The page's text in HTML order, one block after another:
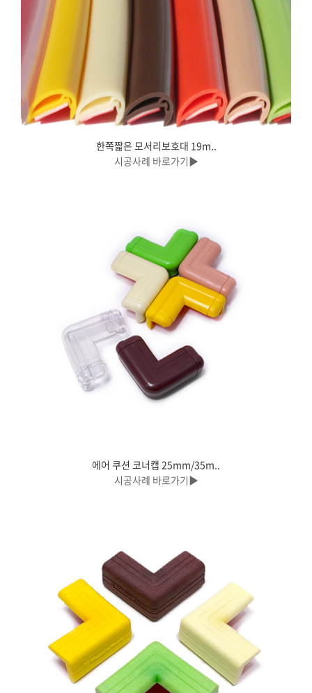
한쪽짧은 모서리보호대 19m..
시공사례 바로가기▶
에어 쿠션 코너캡 25mm/35m..
시공사례 바로가기▶